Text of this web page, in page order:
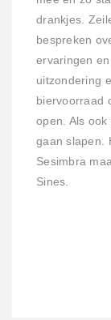
drankjes.
bespreken
ervaringen
uitzondering
biervoorraad
open. Als
gaan slapen.
Sesimbra
Sines.